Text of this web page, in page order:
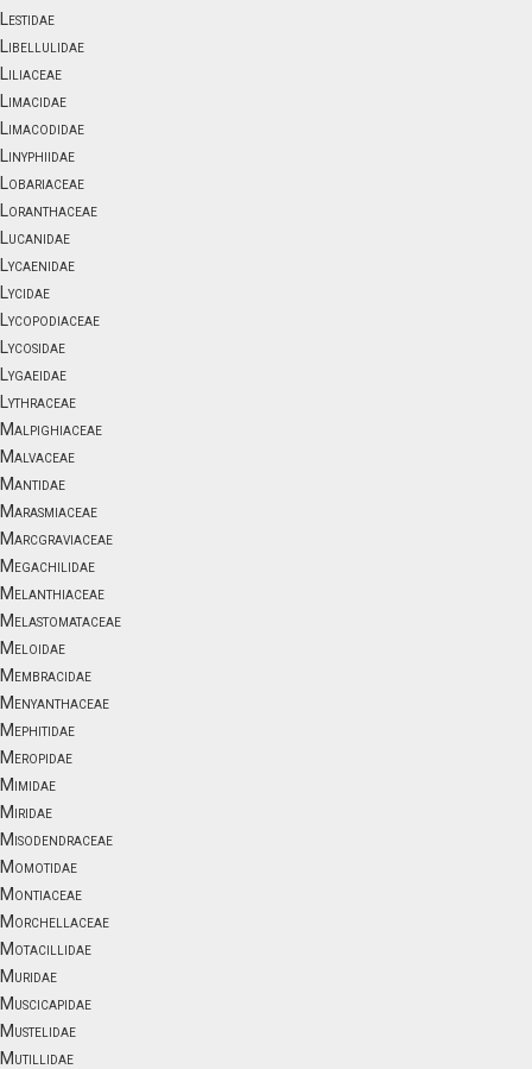
Lestidae
Libellulidae
Liliaceae
Limacidae
Limacodidae
Linyphiidae
Lobariaceae
Loranthaceae
Lucanidae
Lycaenidae
Lycidae
Lycopodiaceae
Lycosidae
Lygaeidae
Lythraceae
Malpighiaceae
Malvaceae
Mantidae
Marasmiaceae
Marcgraviaceae
Megachilidae
Melanthiaceae
Melastomataceae
Meloidae
Membracidae
Menyanthaceae
Mephitidae
Meropidae
Mimidae
Miridae
Misodendraceae
Momotidae
Montiaceae
Morchellaceae
Motacillidae
Muridae
Muscicapidae
Mustelidae
Mutillidae